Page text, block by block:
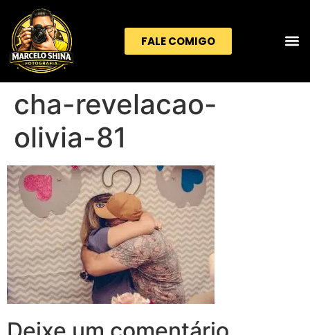
FALE COMIGO
cha-revelacao-
olivia-81